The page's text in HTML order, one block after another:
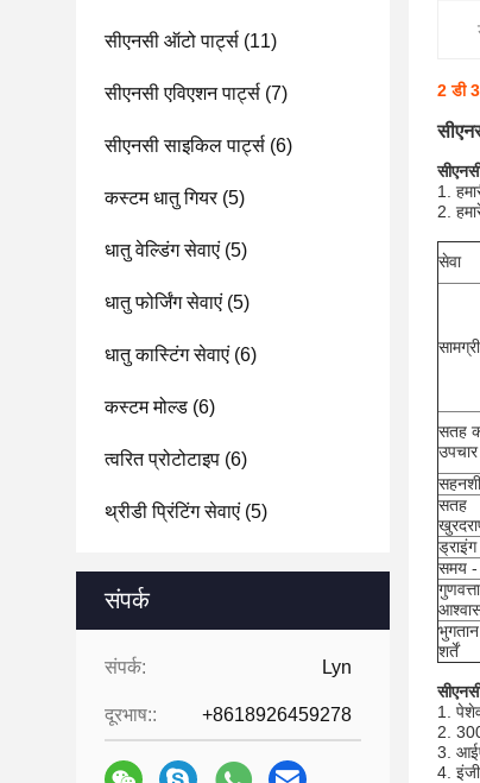
सीएनसी ऑटो पार्ट्स (11)
सीएनसी एविएशन पार्ट्स (7)
सीएनसी साइकिल पार्ट्स (6)
कस्टम धातु गियर(5)
धातु वेल्डिंग सेवाएं (5)
धातु फोर्जिंग सेवाएं (5)
धातु कास्टिंग सेवाएं (6)
कस्टम मोल्ड (6)
त्वरित प्रोटोटाइप (6)
थ्रीडी प्रिंटिंग सेवाएं (5)
संपर्क
संपर्क: Lyn
दूरभाष:: +8618926459278
2 डी 3
1.
2.
सेवा
सामग्री
सतह
उपचार
सतह
समय -
गुणवत्ता
शर्तें
1.
2.
3.
4.